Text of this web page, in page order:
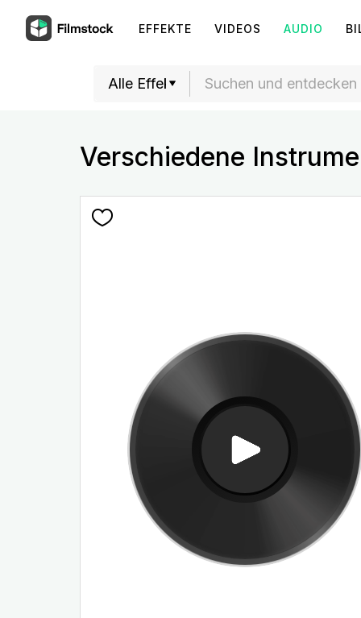
EFFEKTE VIDEOS AUDIO
Verschiedene